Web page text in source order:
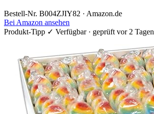
Bestell-Nr. B004ZJIY82 · Amazon.de
Bei Amazon ansehen
Produkt-Tipp ✓ Verfügbar · geprüft vor 2 Tagen